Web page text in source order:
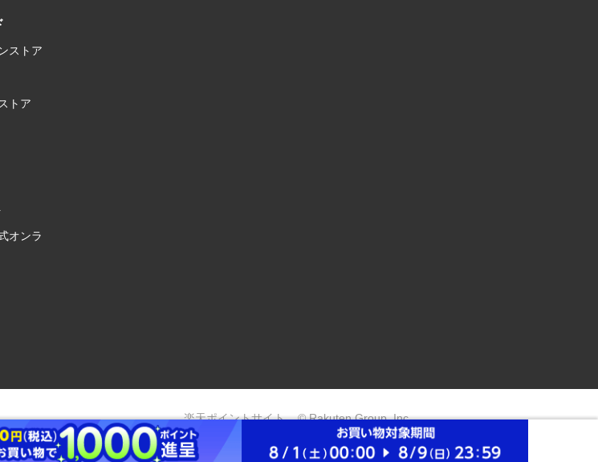
ストア
トア
オンラ
楽天ポイントサイト © Rakuten Group, Inc.